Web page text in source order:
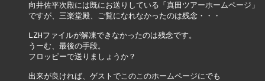
向井佐平次殿には既にお送りしている「真田ツアーホームページ」
ですが、三楽堂殿、ご覧になれなかったのは残念・・・
LZHファイルが解凍できなかったのは残念です。
うーむ、最後の手段。
フロッピーで送りましょうか？
出来が良ければ、ゲストでこのこのホームページにでも